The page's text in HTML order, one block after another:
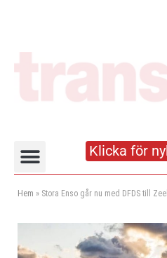
Klicka för
Hem » Stora Enso går nu med DFDS till